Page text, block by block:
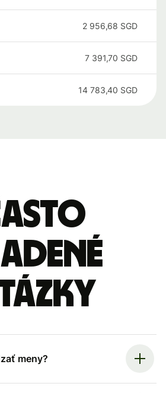
2 956,68 SGD
7 391,70 SGD
14 783,40 SGD
meny?